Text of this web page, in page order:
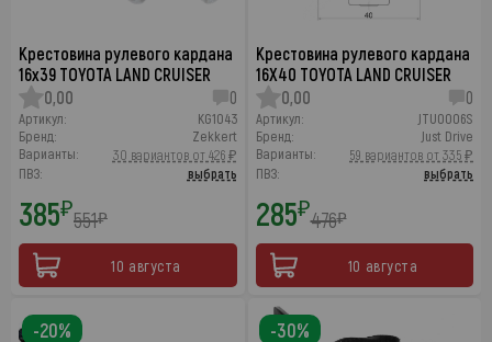
Крестовина рулевого кардана
16х39 TOYOTA LAND CRUISER
0,00
0
Артикул:
KG1043
Бренд:
Zekkert
Варианты:
30 вариантов от 426 ₽
ПВЗ:
выбрать
385₽551₽
10 августа
Крестовина рулевого кардана
16X40 TOYOTA LAND CRUISER
0,00
0
Артикул:
JTU0006S
Бренд:
Just Drive
Варианты:
59 вариантов от 335 ₽
ПВЗ:
выбрать
285₽476₽
10 августа
-20% -30%